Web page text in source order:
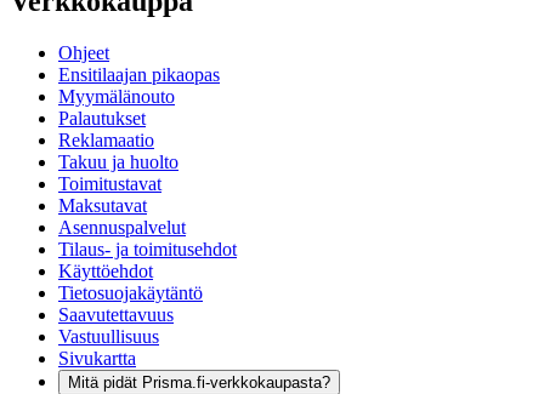
Ohjeet
Ensitilaajan pikaopas
Myymälänouto
Palautukset
Reklamaatio
Takuu ja huolto
Toimitustavat
Maksutavat
Asennuspalvelut
Tilaus- ja toimitusehdot
Käyttöehdot
Tietosuojakäytäntö
Saavutettavuus
Vastuullisuus
Sivukartta
Mitä pidät Prisma.fi-verkkokaupasta?